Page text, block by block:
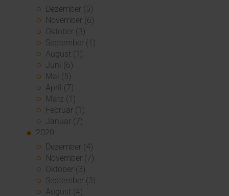
Dezember (5)
November (6)
Oktober (3)
September (1)
August (1)
Juni (6)
Mai (5)
April (7)
März (1)
Februar (1)
Januar (7)
2020
Dezember (4)
November (7)
Oktober (3)
September (3)
August (4)